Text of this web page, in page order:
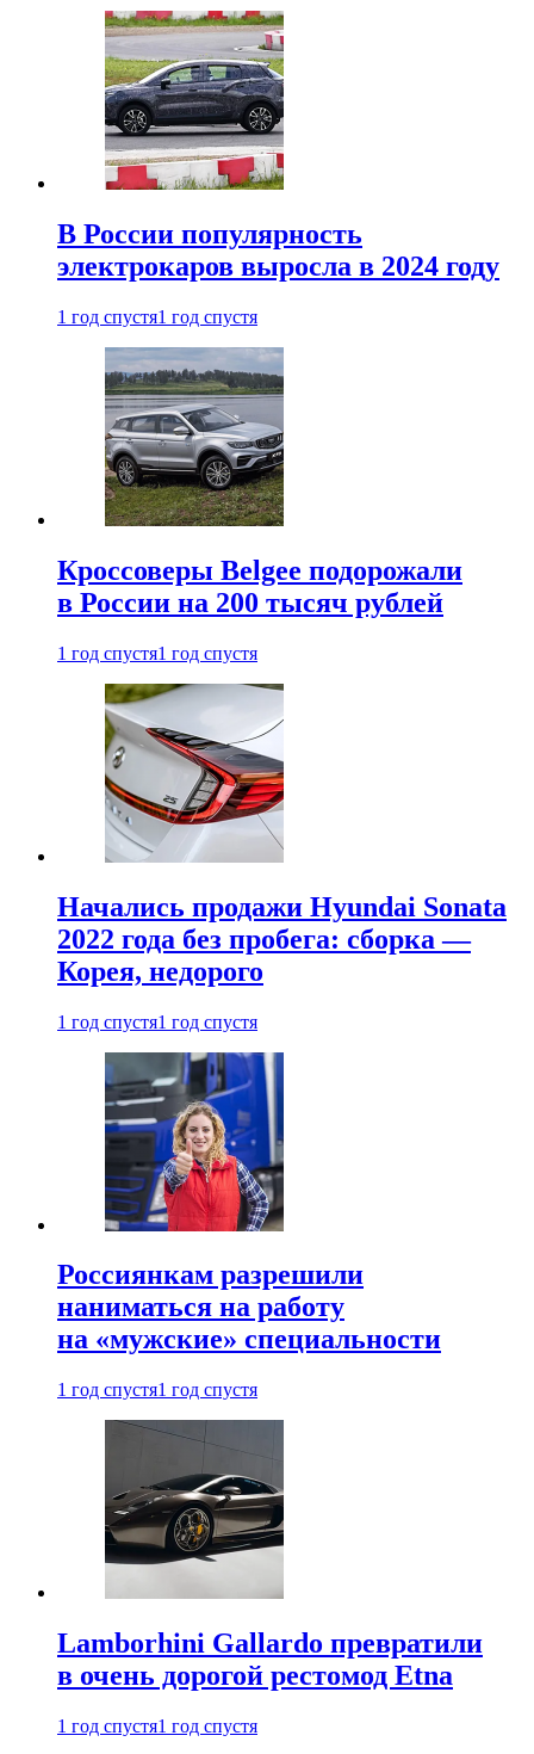
В России популярность
электрокаров выросла в 2024 году
1 год спустя1 год спустя
Кроссоверы Belgee подорожали
в России на 200 тысяч рублей
1 год спустя1 год спустя
Начались продажи Hyundai Sonata
2022 года без пробега: сборка —
Корея, недорого
1 год спустя1 год спустя
Россиянкам разрешили
наниматься на работу
на «мужские» специальности
1 год спустя1 год спустя
Lamborhini Gallardo превратили
в очень дорогой рестомод Etna
1 год спустя1 год спустя